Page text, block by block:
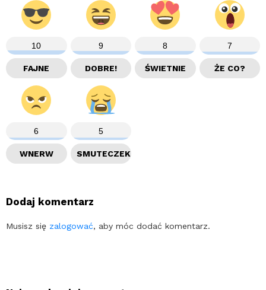
10
FAJNE
9
DOBRE!
8
ŚWIETNIE
7
ŻE CO?
6
WNERW
5
SMUTECZEK
Dodaj komentarz
Musisz się zalogować, aby móc dodać komentarz.